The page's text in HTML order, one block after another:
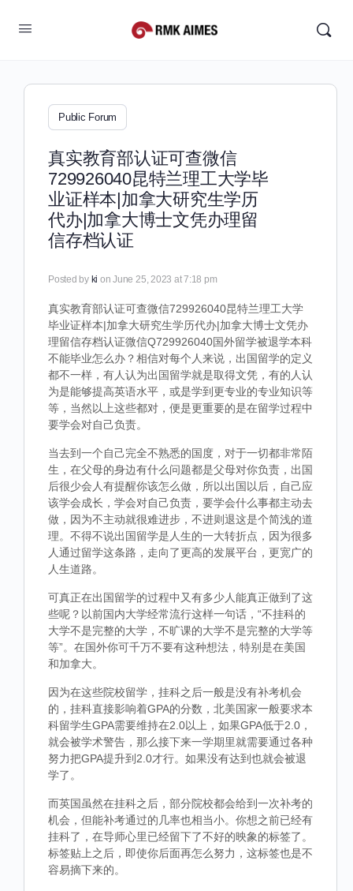
Public Forum
真实教育部认证可查微信
729926040昆特兰理工大学毕
业证样本|加拿大研究生学历
代办|加拿大博士文凭办理留
信存档认证
Posted by ki on June 25, 2023 at 7:18 pm
真实教育部认证可查微信729926040昆特兰理工大学
毕业证样本|加拿大研究生学历代办|加拿大博士文凭办
理留信存档认证微信Q729926040国外留学被退学本科
不能毕业怎么办？相信对每个人来说，出国留学的定义
都不一样，有人认为出国留学就是取得文凭，有的人认
为是能够提高英语水平，或是学到更专业的专业知识等
等，当然以上这些都对，便是更重要的是在留学过程中
要学会对自己负责。
当去到一个自己完全不熟悉的国度，对于一切都非常陌
生，在父母的身边有什么问题都是父母对你负责，出国
后很少会人有提醒你该怎么做，所以出国以后，自己应
该学会成长，学会对自己负责，要学会什么事都主动去
做，因为不主动就很难进步，不进则退这是个简浅的道
理。不得不说出国留学是人生的一大转折点，因为很多
人通过留学这条路，走向了更高的发展平台，更宽广的
人生道路。
可真正在出国留学的过程中又有多少人能真正做到了这
些呢？以前国内大学经常流行这样一句话，“不挂科的
大学不是完整的大学，不旷课的大学不是完整的大学等
等”。在国外你可千万不要有这种想法，特别是在美国
和加拿大。
因为在这些院校留学，挂科之后一般是没有补考机会
的，挂科直接影响着GPA的分数，北美国家一般要求本
科留学生GPA需要维持在2.0以上，如果GPA低于2.0，
就会被学术警告，那么接下来一学期里就需要通过各种
努力把GPA提升到2.0才行。如果没有达到也就会被退
学了。
而英国虽然在挂科之后，部分院校都会给到一次补考的
机会，但能补考通过的几率也相当小。你想之前已经有
挂科了，在导师心里已经留下了不好的映象的标签了。
标签贴上之后，即使你后面再怎么努力，这标签也是不
容易摘下来的。